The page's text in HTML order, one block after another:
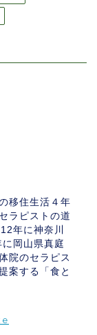
移住生活４年
ラピストの道
年に神奈川
岡山県真庭
院のセラピス
案する「食と